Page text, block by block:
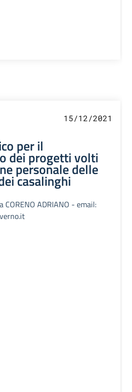
15/12/2021
per il
dei progetti volti
personale delle
casalinghi
ADRIANO - email: